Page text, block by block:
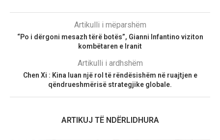
Artikulli i mëparshëm
“Po i dërgoni mesazh tërë botës”, Gianni Infantino viziton
kombëtaren e Iranit
Artikulli i ardhshëm
Chen Xi : Kina luan një rol të rëndësishëm në ruajtjen e
qëndrueshmërisë strategjike globale.
ARTIKUJ TË NDËRLIDHURA